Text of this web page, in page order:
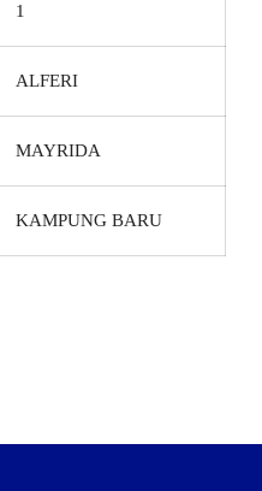
1
ALFERI
MAYRIDA
KAMPUNG BARU